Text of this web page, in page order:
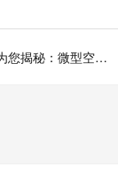
深圳空心杯电机厂家为您揭秘：微型空心杯直流电机应用与原理